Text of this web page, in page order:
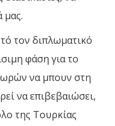
μας.
τον διπλωματικό
φάση για το
να μπουν στη
να επιβεβαιώσει,
της Τουρκίας